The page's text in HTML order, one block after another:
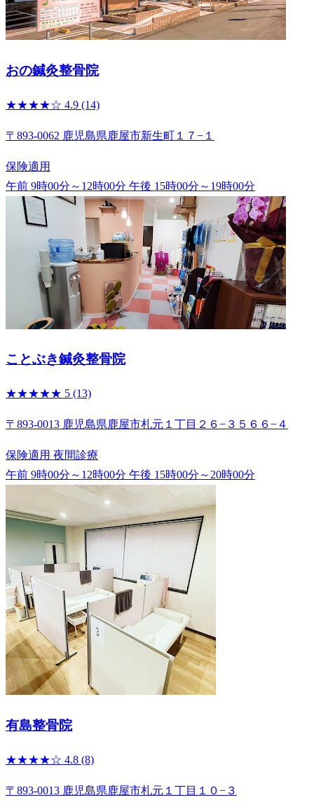
おの鍼灸整骨院
★★★★☆ 4.9 (14)
〒893-0062 鹿児島県鹿屋市新生町１７−１
保険適用
午前 9時00分～12時00分 午後 15時00分～19時00分
ことぶき鍼灸整骨院
★★★★★ 5 (13)
〒893-0013 鹿児島県鹿屋市札元１丁目２６−３５６６−４
保険適用 夜間診療
午前 9時00分～12時00分 午後 15時00分～20時00分
有島整骨院
★★★★☆ 4.8 (8)
〒893-0013 鹿児島県鹿屋市札元１丁目１０−３